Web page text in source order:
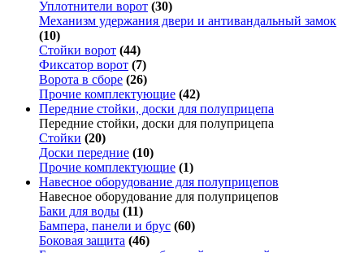
Уплотнители ворот (30)
Механизм удержания двери и антивандальный замок
(10)
Стойки ворот (44)
Фиксатор ворот (7)
Ворота в сборе (26)
Прочие комплектующие (42)
Передние стойки, доски для полуприцепа
Передние стойки, доски для полуприцепа
Стойки (20)
Доски передние (10)
Прочие комплектующие (1)
Навесное оборудование для полуприцепов
Навесное оборудование для полуприцепов
Баки для воды (11)
Бампера, панели и брус (60)
Боковая защита (46)